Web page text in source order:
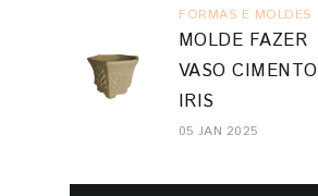
FORMAS E MOLDES
MOLDE FAZER
VASO CIMENTO
IRIS
05 JAN 2025